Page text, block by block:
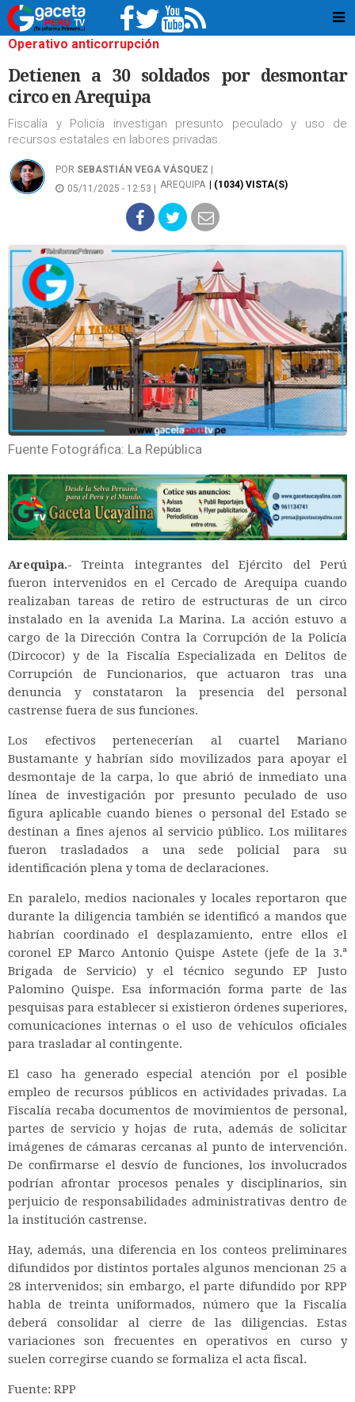
Operativo anticorrupción
Detienen a 30 soldados por desmontar
circo en Arequipa
Fiscalía y Policía investigan presunto peculado y uso de
recursos estatales en labores privadas.
POR SEBASTIÁN VEGA VÁSQUEZ
05/11/2025 - 12:53 |
AREQUIPA | (1034) VISTA(S)
Fuente Fotográfica: La República
Arequipa.- Treinta integrantes del Ejército del Perú
fueron intervenidos en el Cercado de Arequipa cuando
realizaban tareas de retiro de estructuras de un circo
instalado en la avenida La Marina. La acción estuvo a
cargo de la Dirección Contra la Corrupción de la Policía
(Dircocor) y de la Fiscalía Especializada en Delitos de
Corrupción de Funcionarios, que actuaron tras una
denuncia y constataron la presencia del personal
castrense fuera de sus funciones.
Los efectivos pertenecerían al cuartel Mariano
Bustamante y habrían sido movilizados para apoyar el
desmontaje de la carpa, lo que abrió de inmediato una
línea de investigación por presunto peculado de uso
figura aplicable cuando bienes o personal del Estado se
destinan a fines ajenos al servicio público. Los militares
fueron trasladados a una sede policial para su
identificación plena y toma de declaraciones.
En paralelo, medios nacionales y locales reportaron que
durante la diligencia también se identificó a mandos que
habrían coordinado el desplazamiento, entre ellos el
coronel EP Marco Antonio Quispe Astete (jefe de la 3.ª
Brigada de Servicio) y el técnico segundo EP Justo
Palomino Quispe. Esa información forma parte de las
pesquisas para establecer si existieron órdenes superiores,
comunicaciones internas o el uso de vehículos oficiales
para trasladar al contingente.
El caso ha generado especial atención por el posible
empleo de recursos públicos en actividades privadas. La
Fiscalía recaba documentos de movimientos de personal,
partes de servicio y hojas de ruta, además de solicitar
imágenes de cámaras cercanas al punto de intervención.
De confirmarse el desvío de funciones, los involucrados
podrían afrontar procesos penales y disciplinarios, sin
perjuicio de responsabilidades administrativas dentro de
la institución castrense.
Hay, además, una diferencia en los conteos preliminares
difundidos por distintos portales algunos mencionan 25 a
28 intervenidos; sin embargo, el parte difundido por RPP
habla de treinta uniformados, número que la Fiscalía
deberá consolidar al cierre de las diligencias. Estas
variaciones son frecuentes en operativos en curso y
suelen corregirse cuando se formaliza el acta fiscal.
Fuente: RPP